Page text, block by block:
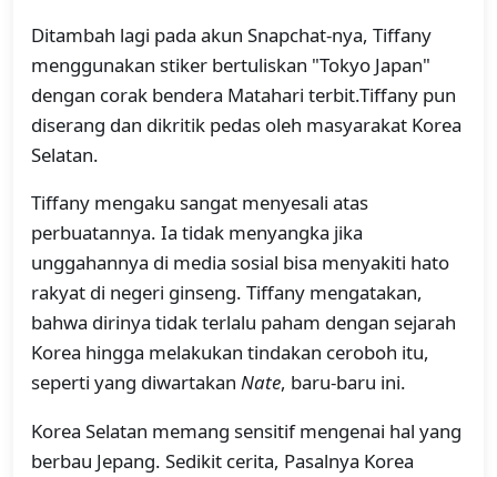
Ditambah lagi pada akun Snapchat-nya, Tiffany
menggunakan stiker bertuliskan "Tokyo Japan"
dengan corak bendera Matahari terbit.Tiffany pun
diserang dan dikritik pedas oleh masyarakat Korea
Selatan.
Tiffany mengaku sangat menyesali atas
perbuatannya. Ia tidak menyangka jika
unggahannya di media sosial bisa menyakiti hato
rakyat di negeri ginseng. Tiffany mengatakan,
bahwa dirinya tidak terlalu paham dengan sejarah
Korea hingga melakukan tindakan ceroboh itu,
seperti yang diwartakan Nate, baru-baru ini.
Korea Selatan memang sensitif mengenai hal yang
berbau Jepang. Sedikit cerita, Pasalnya Korea